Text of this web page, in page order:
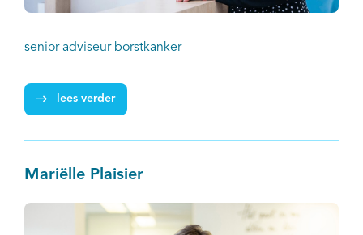
senior adviseur borstkanker
lees verder
Mariëlle Plaisier